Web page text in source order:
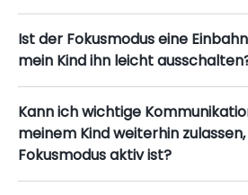
Ist der Fokusmodus eine
mein Kind ihn leicht
Kann ich wichtige
meinem Kind weiterhin
Fokusmodus aktiv ist?